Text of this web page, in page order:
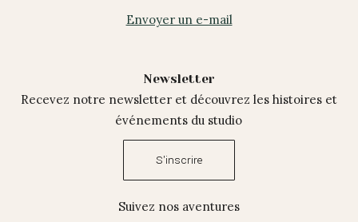
Envoyer un e-mail
Newsletter
Recevez notre newsletter et découvrez les histoires et
événements du studio
S'inscrire
Suivez nos aventures